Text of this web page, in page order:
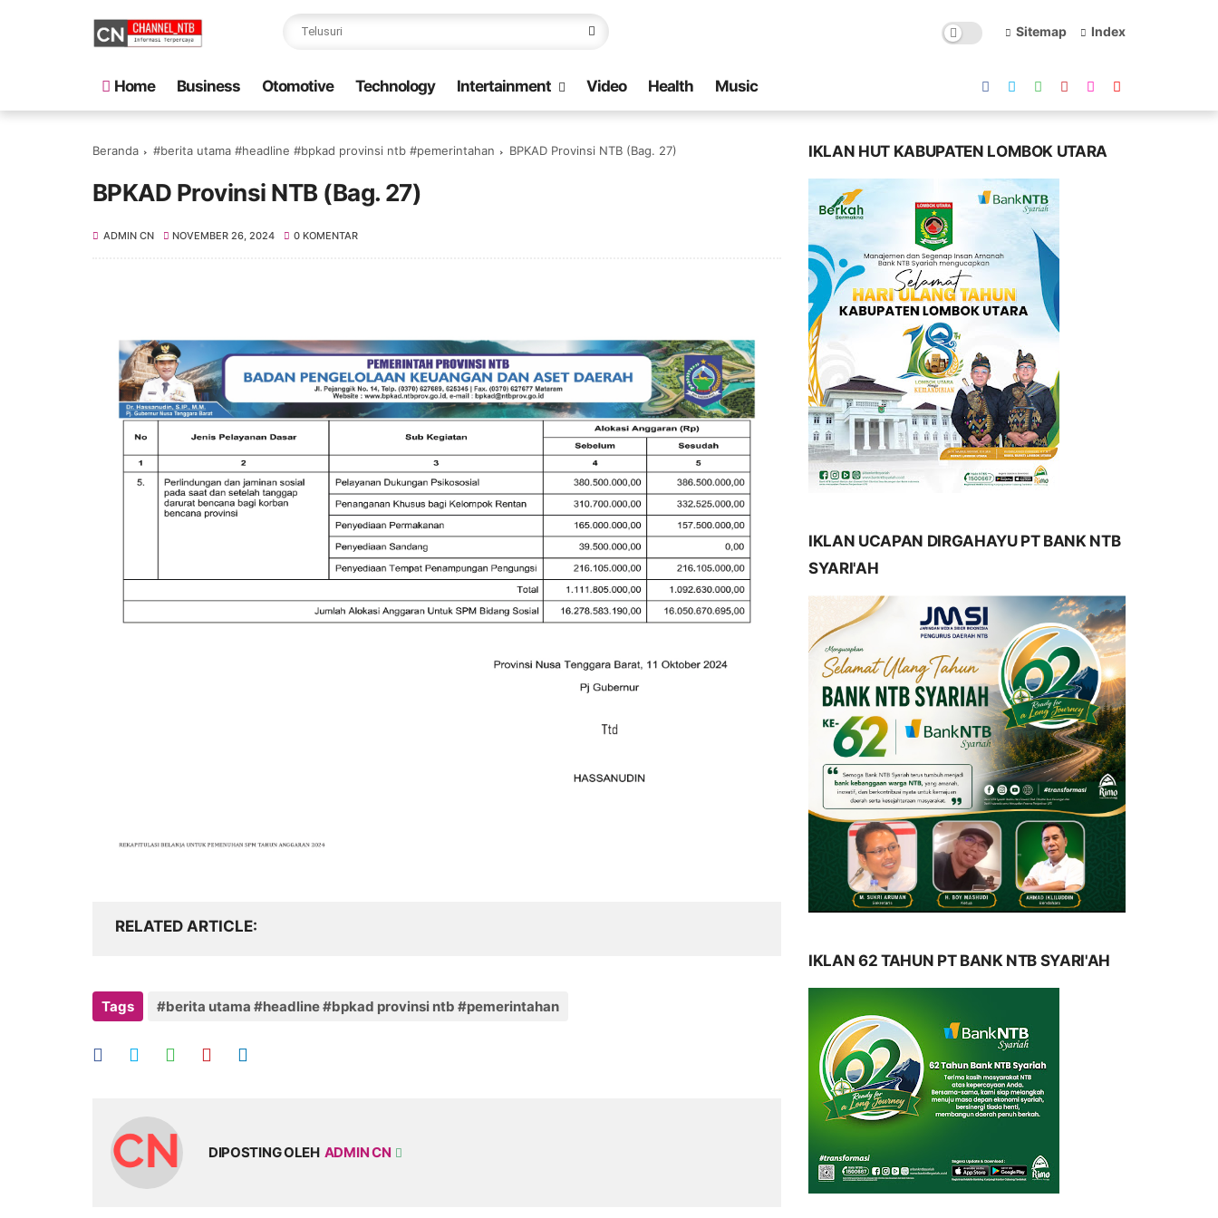
Sitemap Index
Home Business Otomotive Technology Intertainment Video Health Music
Beranda #berita utama #headline #bpkad provinsi ntb #pemerintahan BPKAD Provinsi NTB (Bag. 27)
BPKAD Provinsi NTB (Bag. 27)
ADMIN CN NOVEMBER 26, 2024 0 KOMENTAR
RELATED ARTICLE
Tags #berita utama #headline #bpkad provinsi ntb #pemerintahan
DIPOSTING OLEH ADMIN CN
IKLAN HUT KABUPATEN LOMBOK UTARA
IKLAN UCAPAN DIRGAHAYU PT BANK NTB
SYARI'AH
IKLAN 62 TAHUN PT BANK NTB SYARI'AH